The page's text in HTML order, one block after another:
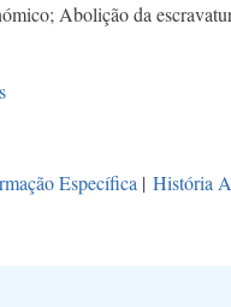
Abolição da
Específica | História A